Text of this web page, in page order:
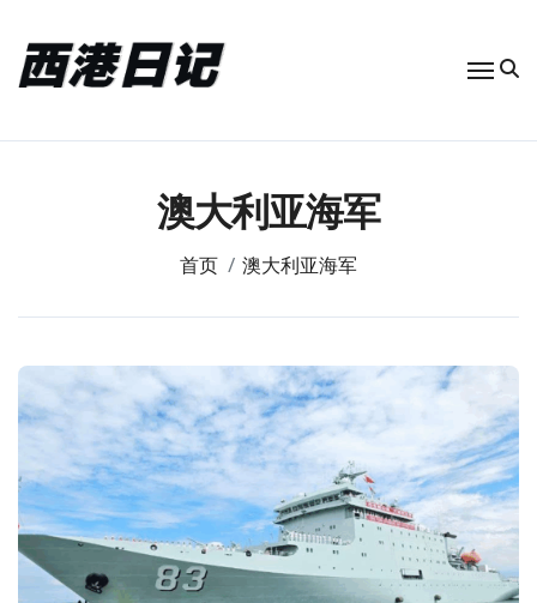
澳大利亚海军
首页 澳大利亚海军